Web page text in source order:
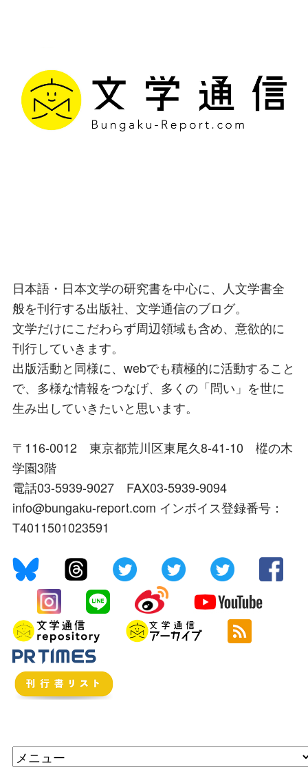
日本語・日本文学の研究書を中心に、人文学書全
般を刊行する出版社、文学通信のブログ。
文学だけにこだわらず周辺領域も含め、意欲的に
刊行していきます。
出版活動と同様に、webでも積極的に活動すること
で、多様な情報をつなげ、多くの「問い」を世に
生み出していきたいと思います。
〒116-0012 東京都荒川区東尾久8-41-10 樅の木
学園3階
電話03-5939-9027 FAX03-5939-9094
info@bungaku-report.com インボイス登録番号：
T4011501023591